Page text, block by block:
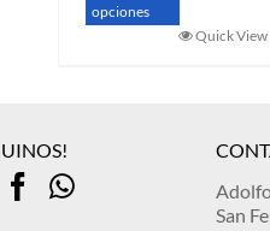
opciones
tiene
pueden
elegir
Quick View
San